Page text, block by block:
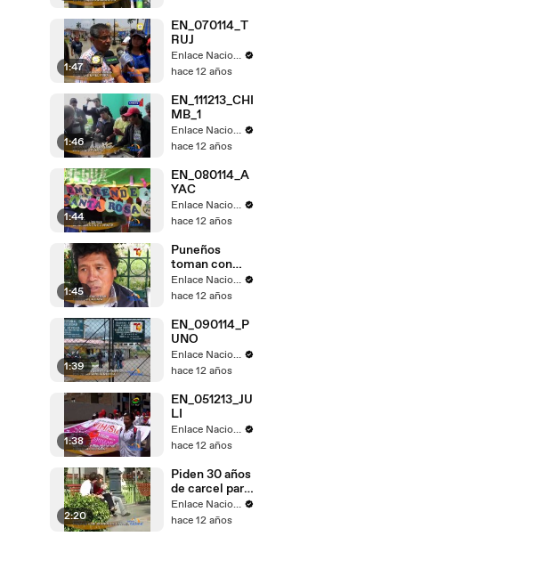
1:47
EN_070114_T
RUJ
Enlace Nacional
hace 12 años
1:46
EN_111213_CHI
MB_1
Enlace Nacional
hace 12 años
1:44
EN_080114_A
YAC
Enlace Nacional
hace 12 años
1:45
Puneños
toman con
calma fallo de
La Haya
Enlace Nacional
hace 12 años
1:39
EN_090114_P
UNO
Enlace Nacional
hace 12 años
1:38
EN_051213_JU
LI
Enlace Nacional
hace 12 años
2:20
Piden 30 años
de carcel para
Gregorio
Santos
Enlace Nacional
hace 12 años